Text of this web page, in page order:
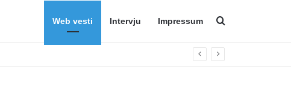
Web vesti Intervju Impressum